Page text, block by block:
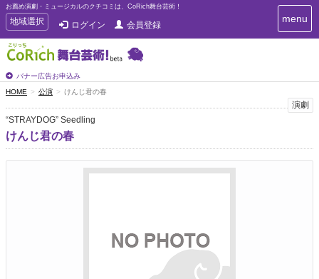
お薦め演劇・ミュージカルのクチコミは、CoRich舞台芸術！
T
o
g
g
e
n
a
v
g
地域選択 ログイン 会員登録
バナー広告お申込み
T
o
i
g
menu
HOME 公演 けんじ君の春
演劇
“STRAYDOG” Seedling
けんじ君の春